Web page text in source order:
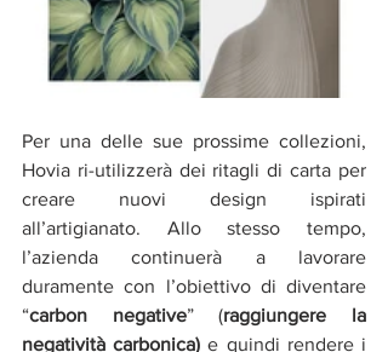
Per una delle sue prossime collezioni,
Hovia ri-utilizzerà dei ritagli di carta per
creare nuovi design ispirati
all’artigianato. Allo stesso tempo,
l’azienda continuerà a lavorare
duramente con l’obiettivo di diventare
“carbon negative” (raggiungere la
negatività carbonica) e quindi rendere i